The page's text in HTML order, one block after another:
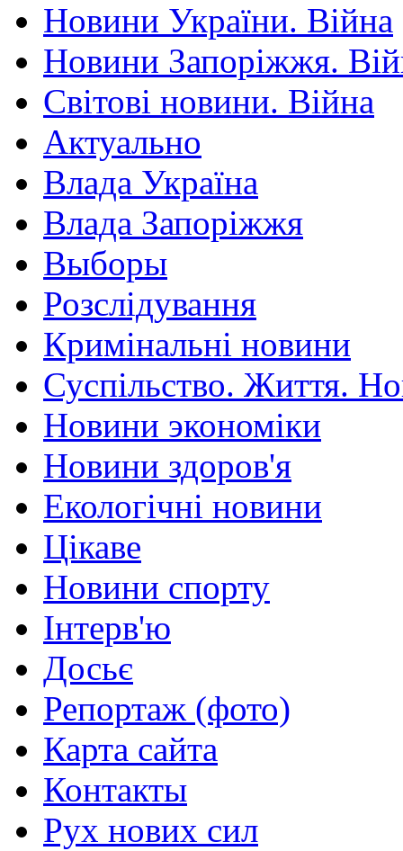
Новини України. Війна
Новини Запоріжжя.
Світові новини. Війна
Актуально
Влада Україна
Влада Запоріжжя
Выборы
Розслідування
Кримінальні новини
Суспільство. Життя.
Новини экономіки
Новини здоров'я
Екологічні новини
Цікаве
Новини спорту
Інтерв'ю
Досьє
Репортаж (фото)
Карта сайта
Контакты
Рух нових сил